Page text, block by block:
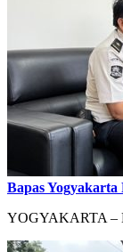
Bapas
YOGYAKARTA –